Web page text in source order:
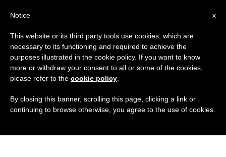
x
Notice
This website or its third party tools use cookies, which are
necessary to its functioning and required to achieve the
purposes illustrated in the cookie policy. If you want to know
more or withdraw your consent to all or some of the cookies,
please refer to the cookie policy
By closing this banner, scrolling this page, clicking a link or
continuing to browse otherwise, you agree to the use of cookies.